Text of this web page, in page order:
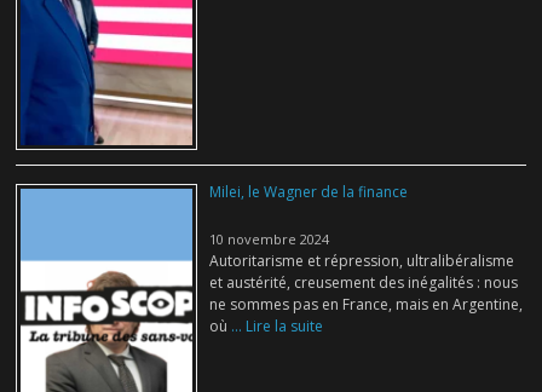
Milei, le Wagner de la finance
10 novembre 2024
Autoritarisme et répression, ultralibéralisme
et austérité, creusement des inégalités : nous
ne sommes pas en France, mais en Argentine,
où ... Lire la suite